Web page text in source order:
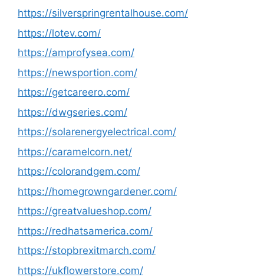
https://silverspringrentalhouse.com/
https://lotev.com/
https://amprofysea.com/
https://newsportion.com/
https://getcareero.com/
https://dwgseries.com/
https://solarenergyelectrical.com/
https://caramelcorn.net/
https://colorandgem.com/
https://homegrowngardener.com/
https://greatvalueshop.com/
https://redhatsamerica.com/
https://stopbrexitmarch.com/
https://ukflowerstore.com/